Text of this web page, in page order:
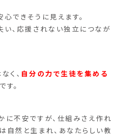
できそうに見えます。
い、応援されない独立につなが
く、 自分の力で生徒を集める
す。
に不安ですが、仕組みさえ作れ
自然と生まれ、あなたらしい教